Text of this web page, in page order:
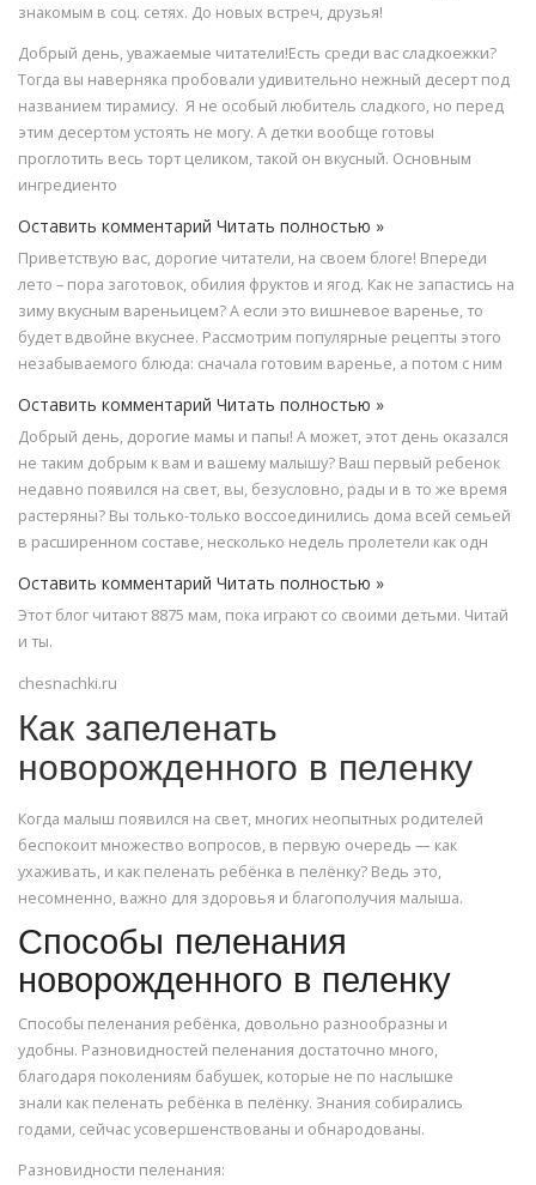
знакомым в соц. сетях. До новых встреч, друзья!
Добрый день, уважаемые читатели!Есть среди вас сладкоежки?
Тогда вы наверняка пробовали удивительно нежный десерт под
названием тирамису. Я не особый любитель сладкого, но перед
этим десертом устоять не могу. А детки вообще готовы
проглотить весь торт целиком, такой он вкусный. Основным
ингредиенто
Оставить комментарий Читать полностью »
Приветствую вас, дорогие читатели, на своем блоге! Впереди
лето – пора заготовок, обилия фруктов и ягод. Как не запастись на
зиму вкусным вареньицем? А если это вишневое варенье, то
будет вдвойне вкуснее. Рассмотрим популярные рецепты этого
незабываемого блюда: сначала готовим варенье, а потом с ним
Оставить комментарий Читать полностью »
Добрый день, дорогие мамы и папы! А может, этот день оказался
не таким добрым к вам и вашему малышу? Ваш первый ребенок
недавно появился на свет, вы, безусловно, рады и в то же время
растеряны? Вы только-только воссоединились дома всей семьей
в расширенном составе, несколько недель пролетели как одн
Оставить комментарий Читать полностью »
Этот блог читают 8875 мам, пока играют со своими детьми. Читай
и ты.
chesnachki.ru
Как запеленать
новорожденного в пеленку
Когда малыш появился на свет, многих неопытных родителей
беспокоит множество вопросов, в первую очередь — как
ухаживать, и как пеленать ребёнка в пелёнку? Ведь это,
несомненно, важно для здоровья и благополучия малыша.
Способы пеленания
новорожденного в пеленку
Способы пеленания ребёнка, довольно разнообразны и
удобны. Разновидностей пеленания достаточно много,
благодаря поколениям бабушек, которые не по наслышке
знали как пеленать ребёнка в пелёнку. Знания собирались
годами, сейчас усовершенствованы и обнародованы.
Разновидности пеленания: